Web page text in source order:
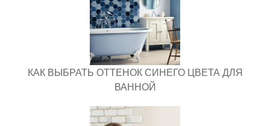
КАК ВЫБРАТЬ ОТТЕНОК СИНЕГО ЦВЕТА ДЛЯ
ВАННОЙ